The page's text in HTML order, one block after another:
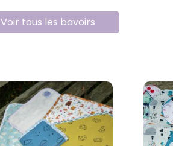
Voir tous les bavoirs